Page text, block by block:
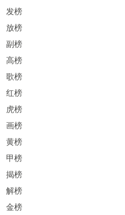
发榜
放榜
副榜
高榜
歌榜
红榜
虎榜
画榜
黄榜
甲榜
揭榜
解榜
金榜